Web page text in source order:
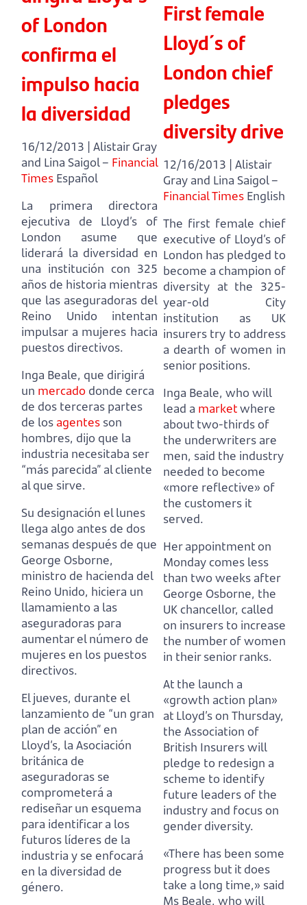
of London
confirma el
impulso hacia
la diversidad
16/12/2013 | Alistair Gray
and Lina Saigol – Financial
Times Español
La primera directora
ejecutiva de Lloyd’s of
London asume que
liderará la diversidad en
una institución con 325
años de historia mientras
que las aseguradoras del
Reino Unido intentan
impulsar a mujeres hacia
puestos directivos.
Inga Beale, que dirigirá
un mercado donde cerca
de dos terceras partes
de los agentes son
hombres, dijo que la
industria necesitaba ser
“más parecida” al cliente
al que sirve.
Su designación el lunes
llega algo antes de dos
semanas después de que
George Osborne,
ministro de hacienda del
Reino Unido, hiciera un
llamamiento a las
aseguradoras para
aumentar el número de
mujeres en los puestos
directivos.
El jueves, durante el
lanzamiento de “un gran
plan de acción” en
Lloyd’s, la Asociación
británica de
aseguradoras se
comprometerá a
rediseñar un esquema
para identificar a los
futuros líderes de la
industria y se enfocará
en la diversidad de
género.
First female
Lloyd´s of
London chief
pledges
diversity drive
12/16/2013 | Alistair
Gray and Lina Saigol –
Financial Times English
The first female chief
executive of Lloyd’s of
London has pledged to
become a champion of
diversity at the 325-
year-old City
institution
as UK
insurers try to address
a dearth of women in
senior positions.
Inga Beale, who will
lead a marketwhere
about two-thirds of
the underwriters are
men, said the industry
needed to become
«more reflective» of
the customers it
served.
Her appointment on
Monday comes less
than two weeks after
George Osborne, the
UK chancellor, called
on insurers to increase
the number of women
in their senior ranks.
At the launch a
«growth action plan»
at Lloyd’s on Thursday,
the Association of
British Insurers will
pledge to redesign a
scheme to identify
future leaders of the
industry and focus on
gender diversity.
«There has been some
progress but it does
take a long time,» said
Ms Beale, who will